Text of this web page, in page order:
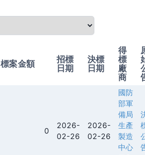
標案金額
招標
日期
決標
日期
得
標
廠
商
0
2026-
02-26
2026-
02-26
國防
部軍
備局
生產
製造
中心